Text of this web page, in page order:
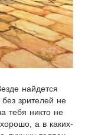
найдется
зрителей не
тебя никто не
а в каких-